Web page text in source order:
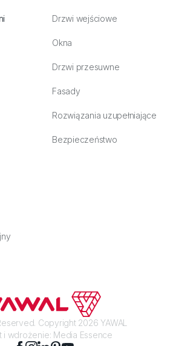
Drzwi wejściowe
Okna
Drzwi przesuwne
Fasady
Rozwiązania uzupełniające
Bezpieczeństwo
Copyright 2026 YAWAL
i wdrożenie: Media Essence